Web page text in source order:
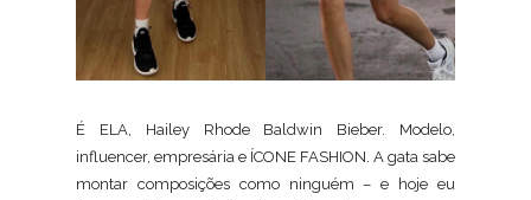
É ELA, Hailey Rhode Baldwin Bieber. Modelo,
influencer, empresária e ÍCONE FASHION. A gata sabe
montar composições como ninguém – e hoje eu